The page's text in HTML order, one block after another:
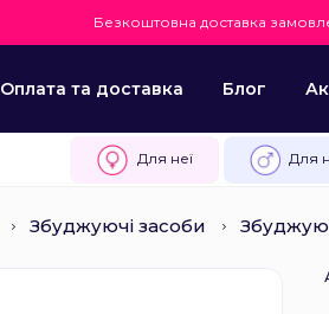
Безкоштовна доставка
Оплата та доставка Блог
Для неї Для
Збуджуючі засоби